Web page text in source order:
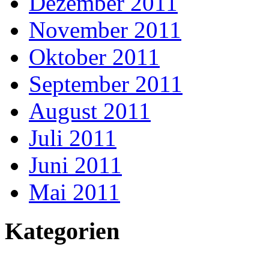
November 2011
Oktober 2011
September 2011
August 2011
Juli 2011
Juni 2011
Mai 2011
Kategorien